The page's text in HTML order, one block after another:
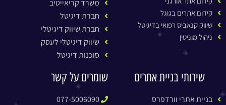
קידום אתרים בגוגל
שיווק קנאביס רפואי בדיגיטל
ניהול מוניטין
משרד קריאייטיב
חברת דיגיטל
חברת שיווק דיגיטלי
שיווק דיגיטלי לעסק
סוכנות דיגיטל
שירותי בניית אתרים
בניית אתרי וורדפרס
שומרים על קשר
077-5006090